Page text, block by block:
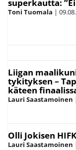
superkautta:
Toni Tuomala |
Liigan
tykityksen –
käteen
Lauri Saastamoinen
Olli Jokisen
Lauri Saastamoinen